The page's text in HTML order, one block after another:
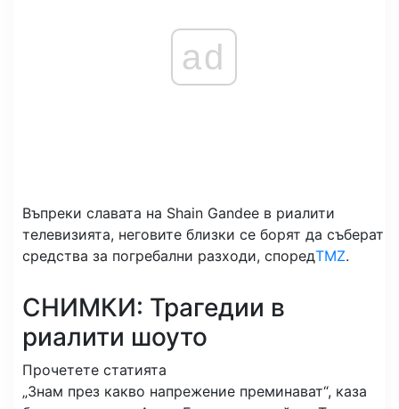
ad
Въпреки славата на Shain Gandee в риалити
телевизията, неговите близки се борят да съберат
средства за погребални разходи, споредTMZ.
СНИМКИ: Трагедии в
риалити шоуто
Прочетете статията
„Знам през какво напрежение преминават“, каза